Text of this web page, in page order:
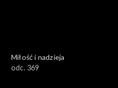
Miłość i nadzieja
odc. 369